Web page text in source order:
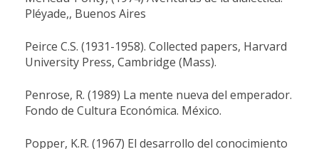
Pléyade,, Buenos Aires
Peirce C.S. (1931-1958). Collected papers, Harvard
University Press, Cambridge (Mass).
Penrose, R. (1989) La mente nueva del emperador.
Fondo de Cultura Económica. México.
Popper, K.R. (1967) El desarrollo del conocimiento